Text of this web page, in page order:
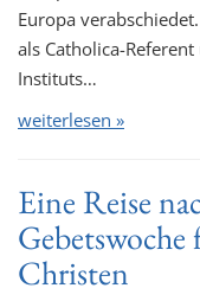
Europa
als Catholica-
Instituts…
weiterlesen »
Eine Reise
Christen